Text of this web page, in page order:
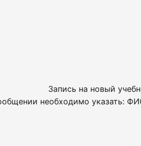
Запись на новый
необходимо указать: